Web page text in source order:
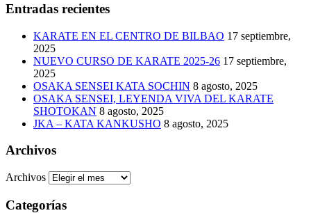
Entradas recientes
KARATE EN EL CENTRO DE BILBAO 17 septiembre,
2025
NUEVO CURSO DE KARATE 2025-26 17 septiembre,
2025
OSAKA SENSEI KATA SOCHIN 8 agosto, 2025
OSAKA SENSEI, LEYENDA VIVA DEL KARATE
SHOTOKAN 8 agosto, 2025
JKA – KATA KANKUSHO 8 agosto, 2025
Archivos
Archivos
Categorías